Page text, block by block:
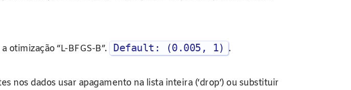
“L-BFGS-B”.
Default: (0.005, 1) .
nos dados usar apagamento na lista inteira (‘drop’) ou substituir